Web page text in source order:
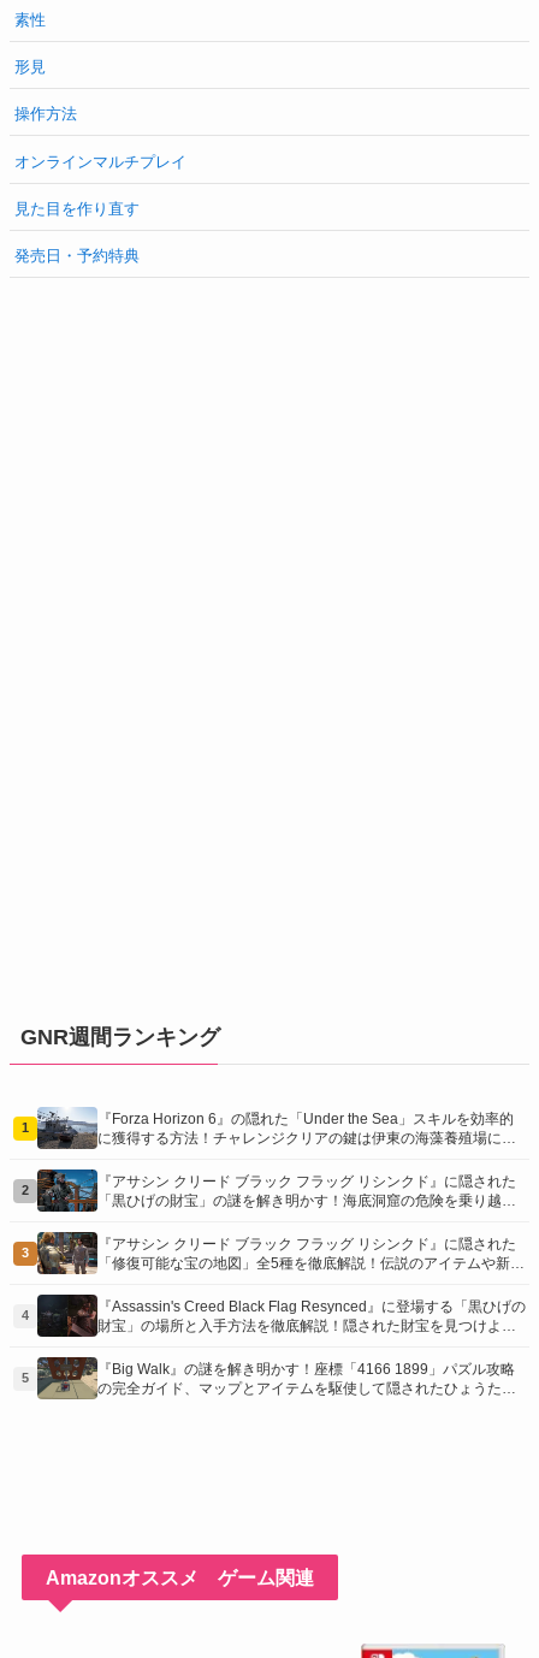
素性
形見
操作方法
オンラインマルチプレイ
見た目を作り直す
発売日・予約特典
GNR週間ランキング
1
『Forza Horizon 6』の隠れた「Under the Sea」スキルを効率的
に獲得する方法！チャレンジクリアの鍵は伊東の海藻養殖場にあ
2
『アサシン クリード ブラック フラッグ リシンクド』に隠された
「黒ひげの財宝」の謎を解き明かす！海底洞窟の危険を乗り越
3
『アサシン クリード ブラック フラッグ リシンクド』に隠された
「修復可能な宝の地図」全5種を徹底解説！伝説のアイテムや新衣
介！
4
『Assassin's Creed Black Flag Resynced』に登場する「黒ひげの
財宝」の場所と入手方法を徹底解説！隠された財宝を見つけよ
5
『Big Walk』の謎を解き明かす！座標「4166 1899」パズル攻略
の完全ガイド、マップとアイテムを駆使して隠されたひょうたん
Amazonオススメ ゲーム関連